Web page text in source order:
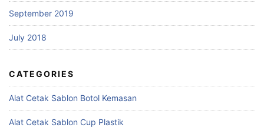
September 2019
July 2018
CATEGORIES
Alat Cetak Sablon Botol Kemasan
Alat Cetak Sablon Cup Plastik